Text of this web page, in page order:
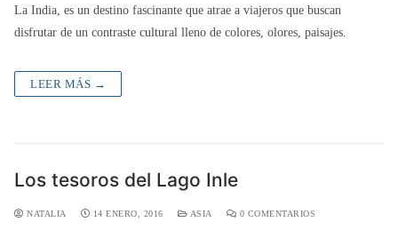
La India, es un destino fascinante que atrae a viajeros que buscan
disfrutar de un contraste cultural lleno de colores, olores, paisajes.
LEER MÁS →
Los tesoros del Lago Inle
NATALIA 14 ENERO, 2016 ASIA 0 COMENTARIOS